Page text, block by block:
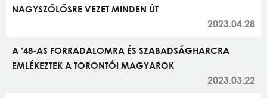
NAGYSZŐLŐSRE VEZET MINDEN ÚT
2023.04.28
A ’48-AS FORRADALOMRA ÉS SZABADSÁGHARCRA
EMLÉKEZTEK A TORONTÓI MAGYAROK
2023.03.22